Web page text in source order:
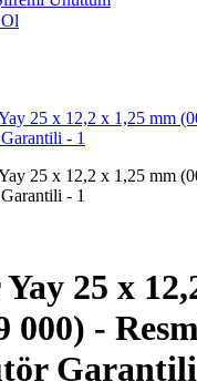
25 x
000) -
Garantili